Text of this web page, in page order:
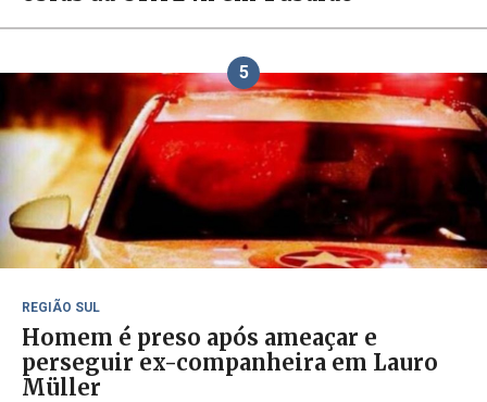
5
REGIÃO SUL
Homem é preso após ameaçar e
perseguir ex-companheira em Lauro
Müller